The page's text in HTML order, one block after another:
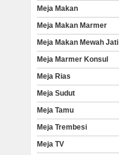
Meja Makan
Meja Makan Marmer
Meja Makan Mewah Jati
Meja Marmer Konsul
Meja Rias
Meja Sudut
Meja Tamu
Meja Trembesi
Meja TV